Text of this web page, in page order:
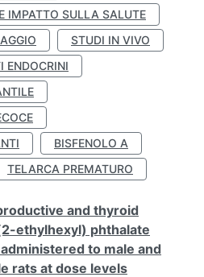
IMPATTO SULLA SALUTE
STUDI IN VIVO
ENDOCRINI
BISFENOLO A
TELARCA PREMATURO
and thyroid
ethylhexyl) phthalate
to male and
rats at dose levels